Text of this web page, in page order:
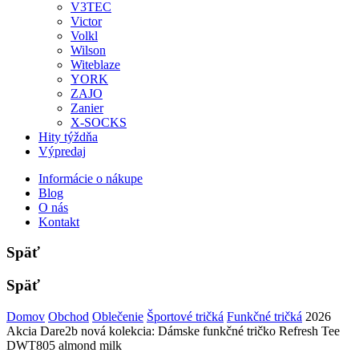
V3TEC
Victor
Volkl
Wilson
Witeblaze
YORK
ZAJO
Zanier
X-SOCKS
Hity týždňa
Výpredaj
Informácie o nákupe
Blog
O nás
Kontakt
Späť
Späť
Domov Obchod Oblečenie Športové tričká Funkčné tričká 2026
Akcia Dare2b nová kolekcia: Dámske funkčné tričko Refresh Tee
DWT805 almond milk